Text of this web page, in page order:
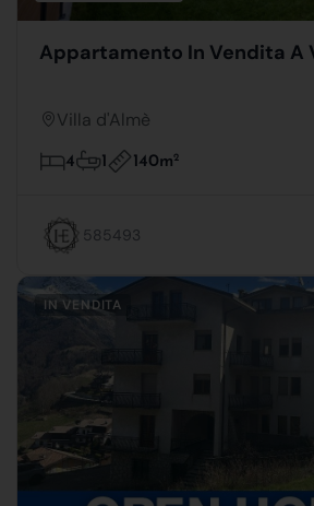
Appartamento In Vendita A
Villa d'Almè
4 1 140m2
585493
IN VENDITA